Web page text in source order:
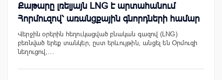
Քաթարը լռելյայն LNG է արտահանում
Հորմուզով՝ առանցքային գնորդների համար
Վերջին օրերին հեղուկացված բնական գազով (LNG)
բեռնված երեք տանկեր, ըստ երևույթին, անցել են Օրմուզի
նեղուցով,…